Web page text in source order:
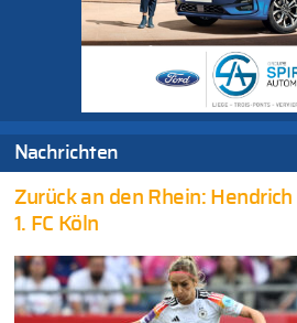
Nachrichten
Zurück an den Rhein:
1. FC Köln